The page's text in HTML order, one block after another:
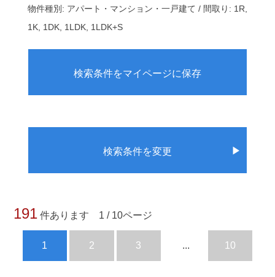
物件種別: アパート・マンション・一戸建て / 間取り: 1R,
1K, 1DK, 1LDK, 1LDK+S
検索条件をマイページに保存
検索条件を変更 ▶
191 件あります 1 / 10ページ
1 2 3 ... 10